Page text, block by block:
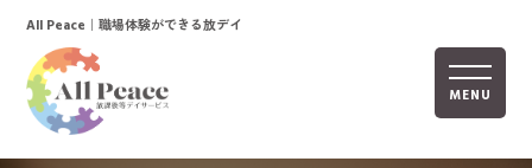
MENU
ホーム
All Peace ｜職場体験ができる放デイ